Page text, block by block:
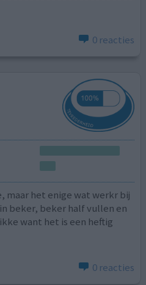
0 reacties
maar het enige wat werkr bij
beker, beker half vullen en
want het is een heftig
0 reacties